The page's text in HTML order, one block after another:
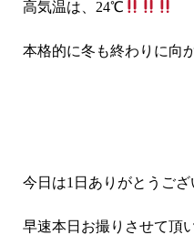
高気温は、24℃
本格的に冬も終わりに向
今日は1日ありがとうござ
早速本日お撮りさせて頂